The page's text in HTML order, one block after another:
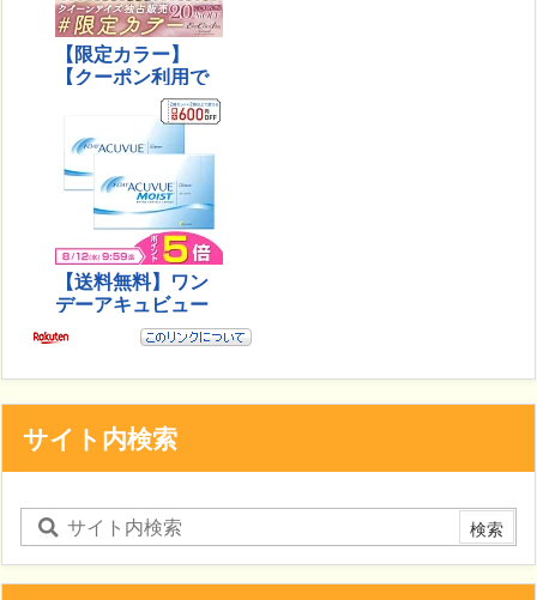
サイト内検索